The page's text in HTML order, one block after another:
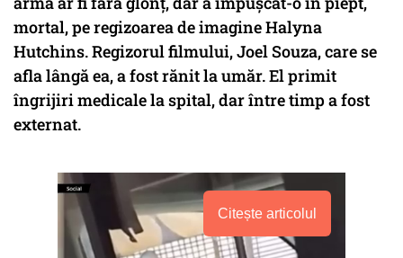
mortal, pe regizoarea de imagine Halyna
Hutchins. Regizorul filmului, Joel Souza, care se
afla lângă ea, a fost rănit la umăr. El primit
îngrijiri medicale la spital, dar între timp a fost
externat.
Citește articolul